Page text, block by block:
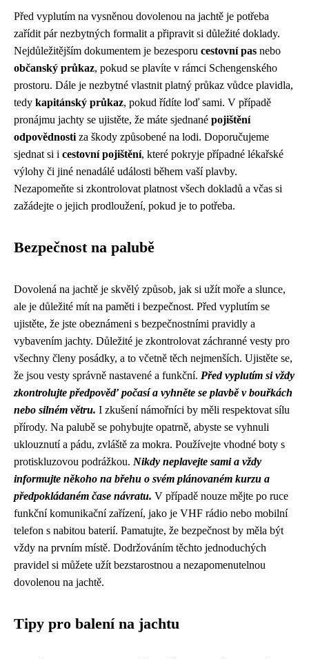
Před vyplutím na vysněnou dovolenou na jachtě je potřeba
zařídit pár nezbytných formalit a připravit si důležité doklady.
Nejdůležitějším dokumentem je bezesporu cestovní pas nebo
občanský průkaz, pokud se plavíte v rámci Schengenského
prostoru. Dále je nezbytné vlastnit platný průkaz vůdce plavidla,
tedy kapitánský průkaz, pokud řídíte loď sami. V případě
pronájmu jachty se ujistěte, že máte sjednané pojištění
odpovědnosti za škody způsobené na lodi. Doporučujeme
sjednat si i cestovní pojištění, které pokryje případné lékařské
výlohy či jiné nenadálé události během vaší plavby.
Nezapomeňte si zkontrolovat platnost všech dokladů a včas si
zažádejte o jejich prodloužení, pokud je to potřeba.
Bezpečnost na palubě
Dovolená na jachtě je skvělý způsob, jak si užít moře a slunce,
ale je důležité mít na paměti i bezpečnost. Před vyplutím se
ujistěte, že jste obeznámeni s bezpečnostními pravidly a
vybavením jachty. Důležité je zkontrolovat záchranné vesty pro
všechny členy posádky, a to včetně těch nejmenších. Ujistěte se,
že jsou vesty správně nastavené a funkční. Před vyplutím si vždy
zkontrolujte předpověď počasí a vyhněte se plavbě v bouřkách
nebo silném větru. I zkušení námořníci by měli respektovat sílu
přírody. Na palubě se pohybujte opatrně, abyste se vyhnuli
uklouznutí a pádu, zvláště za mokra. Používejte vhodné boty s
protiskluzovou podrážkou. Nikdy neplavejte sami a vždy
informujte někoho na břehu o svém plánovaném kurzu a
předpokládaném čase návratu. V případě nouze mějte po ruce
funkční komunikační zařízení, jako je VHF rádio nebo mobilní
telefon s nabitou baterií. Pamatujte, že bezpečnost by měla být
vždy na prvním místě. Dodržováním těchto jednoduchých
pravidel si můžete užít bezstarostnou a nezapomenutelnou
dovolenou na jachtě.
Tipy pro balení na jachtu